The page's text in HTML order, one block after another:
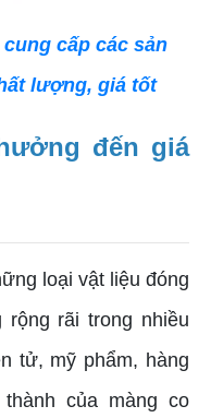
cung cấp các sản
lượng, giá tốt
đến giá
loại vật liệu đóng
rãi trong nhiều
tử, mỹ phẩm, hàng
của màng co